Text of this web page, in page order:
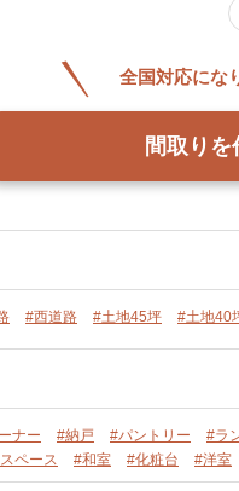
全国対応にな
間取りを
#西道路 #土地45坪 #土地40
ナー #納戸 #パントリー #ラ
ペース #和室 #化粧台 #洋室